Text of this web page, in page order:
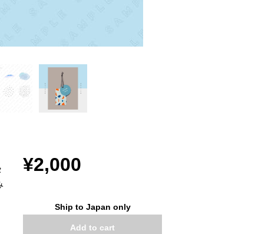
¥2,000
Ship to Japan only
Add to cart